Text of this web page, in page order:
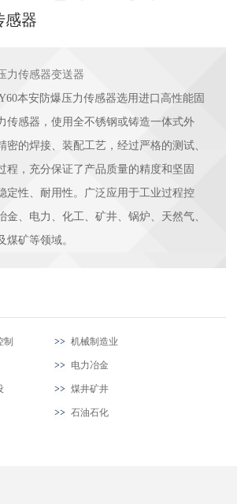
感器
力传感器变送器
本安防爆压力传感器选用进口高性能固
传感器，使用全不锈钢或铸造一体式外
密的焊接、装配工艺，经过严格的测试、
程，充分保证了产品质量的精度和坚固
定性、耐用性。广泛应用于工业过程控
金、电力、化工、矿井、锅炉、天然气、
煤矿等领域。
制 机械制造业
电力冶金
煤井矿井
石油石化